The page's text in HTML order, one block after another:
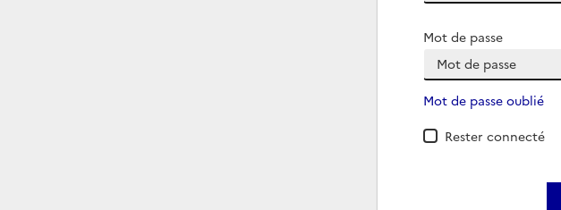
Mot de passe
Mot de passe oublié
Rester connecté